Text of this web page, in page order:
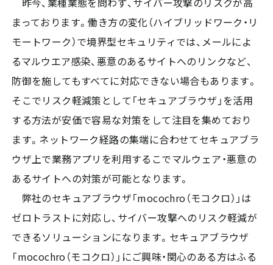
まっております。働き方の変化（ハイブリッドワーク・リ
モートワーク）で境界型セキュリティでは、メールによ
るマルウエア感染、悪意のあるサイトへのリンクなど、
防御を施してもすべてに対応できない場合もあります。
そこでリスク軽減策として「セキュアブラウザ」を活用
する方法が安価で容易な対策をして注目を集めており
ます。ネットワーク経路の集端に合わせてセキュアブラ
ウザ上で業務アプリを利用するこでマルウェア・悪意の
あるサイトへの対策が可能となります。
弊社のセキュアブラウザ「mocochro（モコクロ）」は
ゼロトラストに対応し、サイバー攻撃へのリスク軽減が
できるソリューションになります。セキュアブラウザ
「mocochro（モコクロ）」にご興味・関心のある方はふる